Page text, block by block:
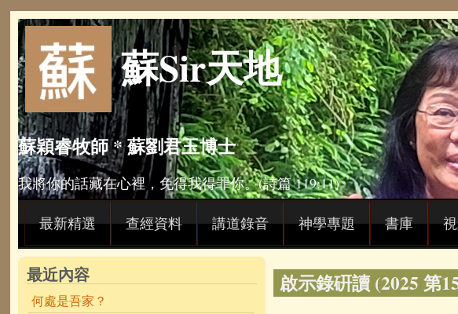
Skip to main content
蘇Sir天地
蘇穎睿牧師 * 蘇劉君玉博士
我將你的話藏在心裡，免得我得罪你。(詩篇 119:11)
最新精選 查經資料 講道錄音 神學專題 書庫
啟示錄硏讀 (2025 第
最近內容
何處是吾家？